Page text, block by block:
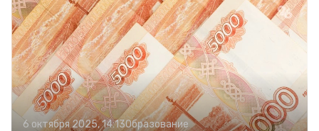
6 октября 2025, 14:13Образование